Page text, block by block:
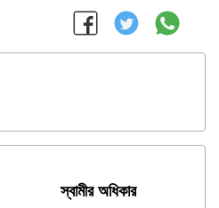
স্বামীর অধিকার